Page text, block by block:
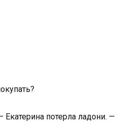
потерла ладони. —